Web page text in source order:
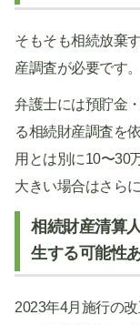
そもそも相続放棄
産調査が必要です。
弁護士には預貯金
る相続財産調査を
用とは別に10〜30
大きい場合はさら
相続財産清算
生する可能性
2023年4月施行の